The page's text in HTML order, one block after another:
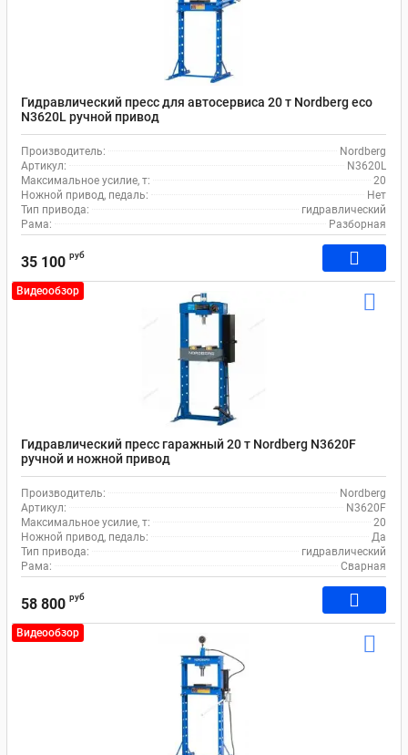
Гидравлический пресс для автосервиса 20 т Nordberg eco
N3620L ручной привод
Производитель:
Nordberg
Артикул:
N3620L
Максимальное усилие, т:
20
Ножной привод, педаль:
Нет
Тип привода:
гидравлический
Рама:
Разборная
35 100 руб
Видеообзор
Гидравлический пресс гаражный 20 т Nordberg N3620F
ручной и ножной привод
Производитель:
Nordberg
Артикул:
N3620F
Максимальное усилие, т:
20
Ножной привод, педаль:
Да
Тип привода:
гидравлический
Рама:
Сварная
58 800 руб
Видеообзор